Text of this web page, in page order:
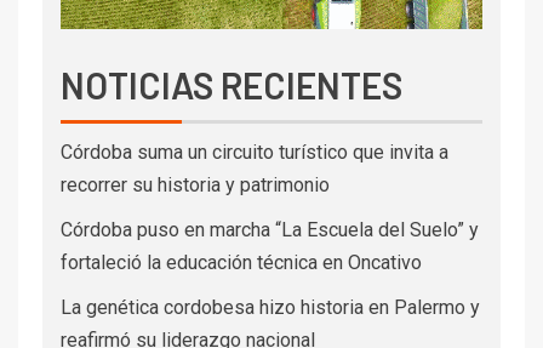
NOTICIAS RECIENTES
Córdoba suma un circuito turístico que invita a
recorrer su historia y patrimonio
Córdoba puso en marcha “La Escuela del Suelo” y
fortaleció la educación técnica en Oncativo
La genética cordobesa hizo historia en Palermo y
reafirmó su liderazgo nacional